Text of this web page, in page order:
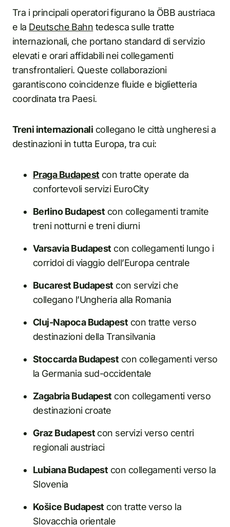
Tra i principali operatori figurano la ÖBB austriaca
e la Deutsche Bahn tedesca sulle tratte
internazionali, che portano standard di servizio
elevati e orari affidabili nei collegamenti
transfrontalieri. Queste collaborazioni
garantiscono coincidenze fluide e biglietteria
coordinata tra Paesi.
Treni internazionali collegano le città ungheresi a
destinazioni in tutta Europa, tra cui:
Praga Budapest con tratte operate da
confortevoli servizi EuroCity
Berlino Budapest con collegamenti tramite
treni notturni e treni diurni
Varsavia Budapest con collegamenti lungo i
corridoi di viaggio dell’Europa centrale
Bucarest Budapest con servizi che
collegano l’Ungheria alla Romania
Cluj-Napoca Budapest con tratte verso
destinazioni della Transilvania
Stoccarda Budapest con collegamenti verso
la Germania sud-occidentale
Zagabria Budapest con collegamenti verso
destinazioni croate
Graz Budapestcon servizi verso centri
regionali austriaci
Lubiana Budapest con collegamenti verso la
Slovenia
Košice Budapest con tratte verso la
Slovacchia orientale